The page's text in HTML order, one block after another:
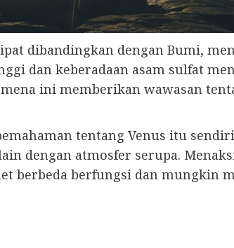
dibandingkan dengan Bumi,
dan keberadaan asam sulfat
ini memberikan wawasan
tentang Venus itu
dengan atmosfer serupa.
berbeda berfungsi dan mungkin